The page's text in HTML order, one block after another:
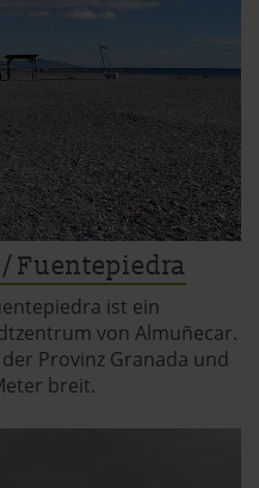
Fuentepiedra
ist ein
von Almuñecar.
Provinz Granada und
breit.